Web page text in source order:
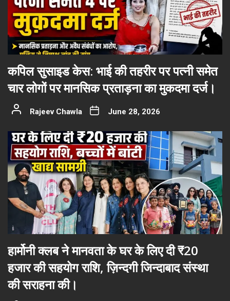
कपिल सुसाइड केस: भाई की तहरीर पर पत्नी समेत
चार लोगों पर मानसिक प्रताड़ना का मुकदमा दर्ज।
Rajeev Chawla June 28, 2026
हार्मोनी क्लब ने मानवता के घर के लिए दी ₹20
हजार की सहयोग राशि, ज़िन्दगी जिन्दाबाद संस्था
की सराहना की।